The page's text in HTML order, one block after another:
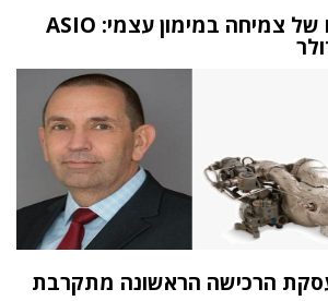
אחרי שני עשורים של צמיחה במימון עצמי: ASIO